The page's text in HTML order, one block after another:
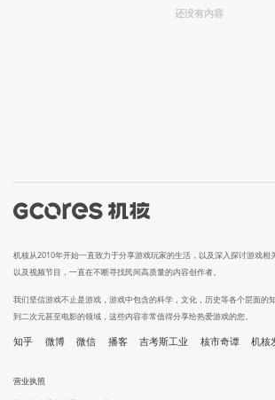
还没有内容
机核从2010年开始一直致力于分享游戏玩家的生活，以及深入探讨游戏相
以及视频节目，一直在不断寻找民间高质量的内容创作者。
我们坚信游戏不止是游戏，游戏中包含的科学，文化，历史等各个层面的
到二次元甚至电影的领域，这些内容非常值得分享给热爱游戏的您。
知乎 微博 微信 播客 吉考斯工业 核市奇谭 机核
营业执照